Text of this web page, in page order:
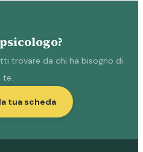
trovare da chi ha bisogno di
te.
tua scheda